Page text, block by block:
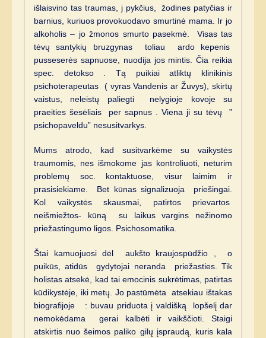
išlaisvino tas traumas, j pykčius, žodines patyčias ir
barnius, kuriuos provokuodavo smurtinė mama. Ir jo
alkoholis – jo žmonos smurto pasekmė. Visas tas
tėvų santykių bruzgynas toliau ardo kepenis
pusseserės sapnuose, nuodija jos mintis. Čia reikia
spec. detokso . Tą puikiai atliktų klinikinis
psichoterapeutas ( vyras Vandenis ar Žuvys), skirtų
vaistus, neleistų paliegti nelygioje kovoje su
praeities šesėliais per sapnus . Viena ji su tėvų ”
psichopaveldu” nesusitvarkys.
Mums atrodo, kad susitvarkėme su vaikystės
traumomis, nes išmokome jas kontroliuoti, neturim
problemų soc. kontaktuose, visur laimim ir
prasisiekiame. Bet kūnas signalizuoja priešingai.
Kol vaikystės skausmai, patirtos prievartos
neišmiežtos- kūną su laikus vargins nežinomo
priežastingumo ligos. Psichosomatika.
Štai kamuojuosi dėl aukšto kraujospūdžio , o
puikūs, atidūs gydytojai neranda priežasties. Tik
holistas atsekė, kad tai emocinis sukrėtimas, patirtas
kūdikystėje, iki metų. Jo pastūmėta atsekiau ištakas
biografijoje : buvau priduota į valdišką lopšelį dar
nemokėdama gerai kalbėti ir vaikščioti. Staigi
atskirtis nuo šeimos paliko gilų įspraudą, kuris kala